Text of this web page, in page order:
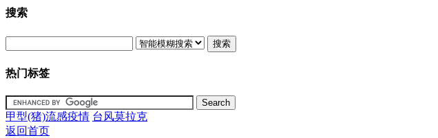
搜索
搜索
热门标签
甲型(猪)流感疫情 台风莫拉克
返回首页